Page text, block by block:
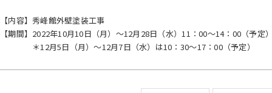
​【内容】秀峰館外壁塗装工事
【期間】2022年10月10日（月）～12月28日（水）11：00～14：00（予定）
＊12月5日（月）～12月7日（水）は10：30～17：00（予定）